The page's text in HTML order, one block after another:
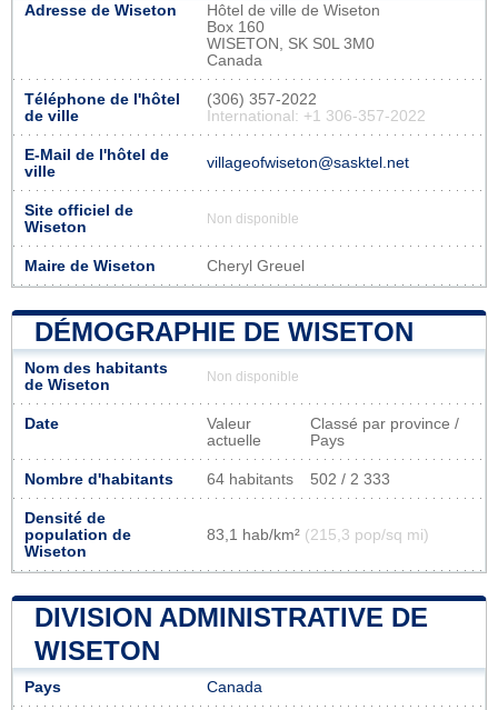
Adresse de Wiseton
Hôtel de ville de Wiseton
Box 160
WISETON, SK S0L 3M0
Canada
Téléphone de l'hôtel
de ville
(306) 357-2022
International: +1 306-357-2022
E-Mail de l'hôtel de
ville
villageofwiseton@sasktel.net
Site officiel de
Wiseton
Non disponible
Maire de Wiseton Cheryl Greuel
DÉMOGRAPHIE DE WISETON
Nom des habitants
de Wiseton
Non disponible
Date
Valeur
actuelle
Classé par province /
Pays
Nombre d'habitants 64 habitants 502 / 2 333
Densité de
population de
Wiseton
83,1 hab/km² (215,3 pop/sq mi)
DIVISION ADMINISTRATIVE DE
WISETON
Pays Canada